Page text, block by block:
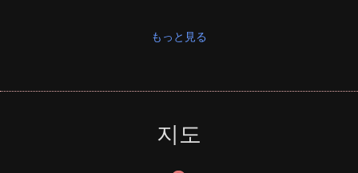
もっと見る
지도